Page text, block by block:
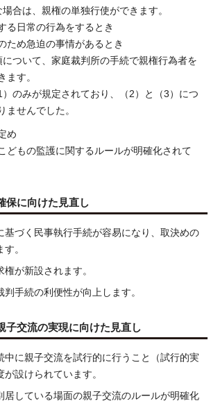
場合は、親権の単独行使ができます。
る日常の行為をするとき
ため急迫の事情があるとき
について、家庭裁判所の手続で親権行為者を
ます。
のみが規定されており、（2）と（3）につ
ませんでした。
め
どもの監護に関するルールが明確化されて
に向けた見直し
基づく民事執行手続が容易になり、取決めの
。
が新設されます。
手続の利便性が向上します。
交流の実現に向けた見直し
中に親子交流を試行的に行うこと（試行的実
設けられています。
居している場面の親子交流のルールが明確化